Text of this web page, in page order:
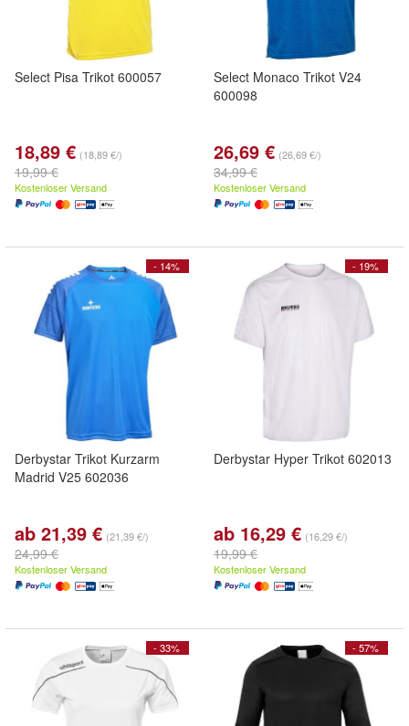
Select Pisa Trikot 600057
18,89 € (18,89 €/)
19,99 €
Kostenloser Versand
Select Monaco Trikot V24
600098
26,69 € (26,69 €/)
34,99 €
Kostenloser Versand
- 14%
Derbystar Trikot Kurzarm
Madrid V25 602036
ab 21,39 € (21,39 €/)
24,99 €
Kostenloser Versand
- 19%
Derbystar Hyper Trikot 602013
ab 16,29 € (16,29 €/)
19,99 €
Kostenloser Versand
- 33% - 57%